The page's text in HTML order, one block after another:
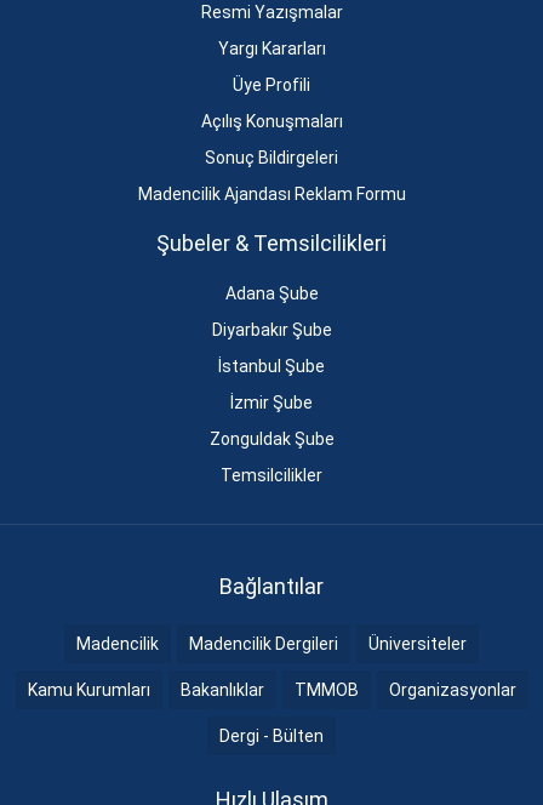
Resmi Yazışmalar
Yargı Kararları
Üye Profili
Açılış Konuşmaları
Sonuç Bildirgeleri
Madencilik Ajandası Reklam Formu
Şubeler & Temsilcilikleri
Adana Şube
Diyarbakır Şube
İstanbul Şube
İzmir Şube
Zonguldak Şube
Temsilcilikler
Bağlantılar
Madencilik Madencilik Dergileri Üniversiteler
Kamu Kurumları Bakanlıklar TMMOB Organizasyonlar
Dergi - Bülten
Hızlı Ulaşım